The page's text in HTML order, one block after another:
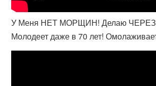
У Меня НЕТ МОРЩИН! Делаю
Молодеет даже в 70 лет!